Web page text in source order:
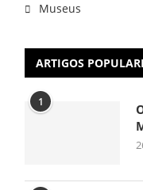
Museus
ARTIGOS
1